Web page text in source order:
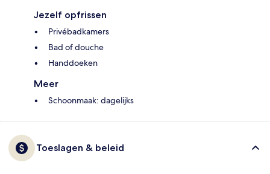
Jezelf opfrissen
Privébadkamers
Bad of douche
Handdoeken
Meer
Schoonmaak: dagelijks
Toeslagen & beleid